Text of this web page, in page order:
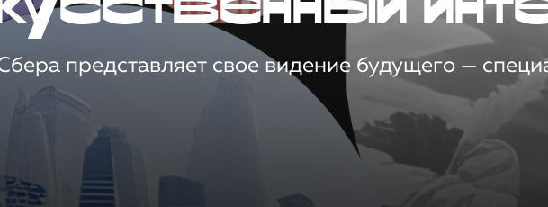
представляет свое видение будущего —